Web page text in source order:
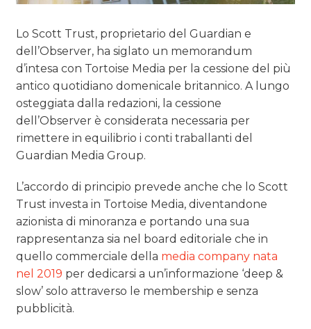
Lo Scott Trust, proprietario del Guardian e
dell’Observer, ha siglato un memorandum
d’intesa con Tortoise Media per la cessione del più
antico quotidiano domenicale britannico. A lungo
osteggiata dalla redazioni, la cessione
dell’Observer è considerata necessaria per
rimettere in equilibrio i conti traballanti del
Guardian Media Group.
L’accordo di principio prevede anche che lo Scott
Trust investa in Tortoise Media, diventandone
azionista di minoranza e portando una sua
rappresentanza sia nel board editoriale che in
quello commerciale della media company nata
nel 2019 per dedicarsi a un’informazione ‘deep &
slow’ solo attraverso le membership e senza
pubblicità.